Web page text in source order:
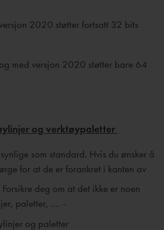
2020 støtter fortsatt 32 bits
med versjon 2020 støtter bare 64
og verktøypaletter
som standard. Hvis du ønsker å
for at de er forankret i kanten av
deg om at det ikke er noen
paletter, .... -
og paletter